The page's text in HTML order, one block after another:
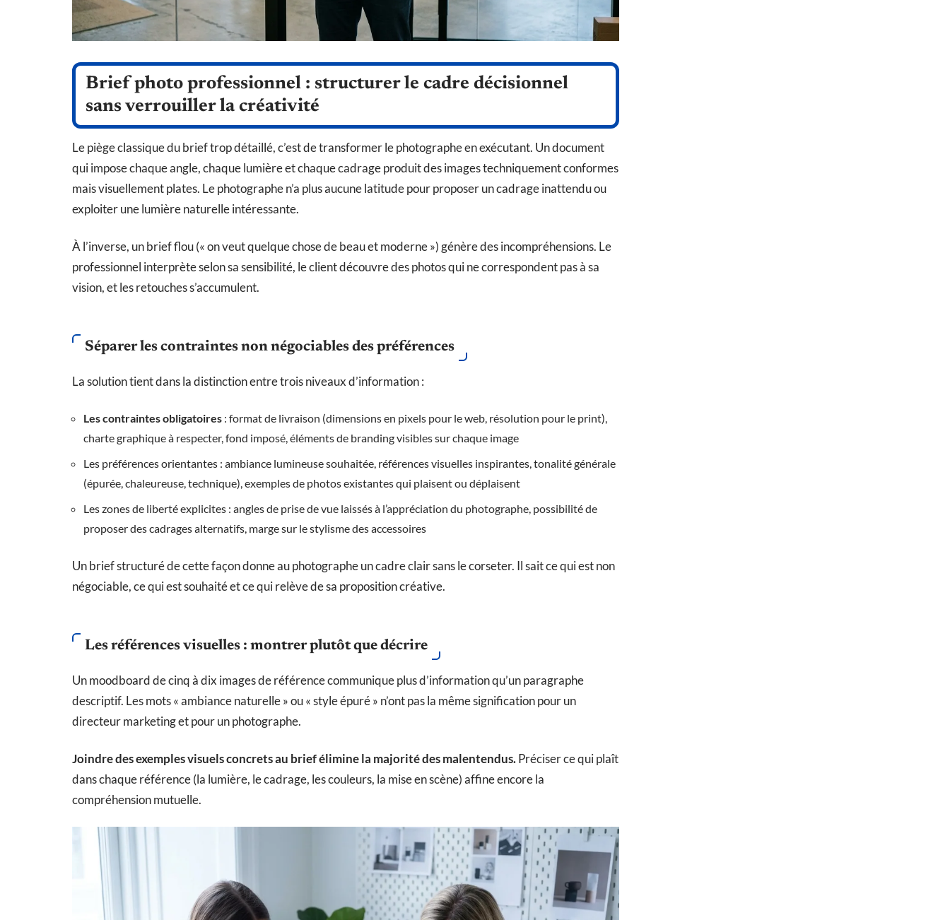
Brief photo professionnel : structurer le cadre décisionnel
sans verrouiller la créativité
Le piège classique du brief trop détaillé, c’est de transformer le photographe en exécutant. Un document
qui impose chaque angle, chaque lumière et chaque cadrage produit des images techniquement conformes
mais visuellement plates. Le photographe n’a plus aucune latitude pour proposer un cadrage inattendu ou
exploiter une lumière naturelle intéressante.
À l’inverse, un brief flou (« on veut quelque chose de beau et moderne ») génère des incompréhensions. Le
professionnel interprète selon sa sensibilité, le client découvre des photos qui ne correspondent pas à sa
vision, et les retouches s’accumulent.
Séparer les contraintes non négociables des préférences
La solution tient dans la distinction entre trois niveaux d’information :
Les contraintes obligatoires : format de livraison (dimensions en pixels pour le web, résolution pour le print),
charte graphique à respecter, fond imposé, éléments de branding visibles sur chaque image
Les préférences orientantes : ambiance lumineuse souhaitée, références visuelles inspirantes, tonalité générale
(épurée, chaleureuse, technique), exemples de photos existantes qui plaisent ou déplaisent
Les zones de liberté explicites : angles de prise de vue laissés à l’appréciation du photographe, possibilité de
proposer des cadrages alternatifs, marge sur le stylisme des accessoires
Un brief structuré de cette façon donne au photographe un cadre clair sans le corseter. Il sait ce qui est non
négociable, ce qui est souhaité et ce qui relève de sa proposition créative.
Les références visuelles : montrer plutôt que décrire
Un moodboard de cinq à dix images de référence communique plus d’information qu’un paragraphe
descriptif. Les mots « ambiance naturelle » ou « style épuré » n’ont pas la même signification pour un
directeur marketing et pour un photographe.
Joindre des exemples visuels concrets au brief élimine la majorité des malentendus.Préciser ce qui plaît
dans chaque référence (la lumière, le cadrage, les couleurs, la mise en scène) affine encore la
compréhension mutuelle.